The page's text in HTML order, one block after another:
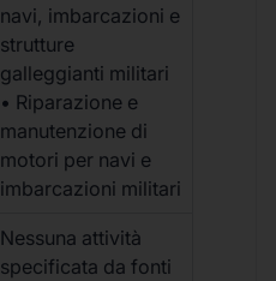
navi, imbarcazioni e
strutture
galleggianti militari
• Riparazione e
manutenzione di
motori per navi e
imbarcazioni militari
Nessuna attività
specificata da fonti